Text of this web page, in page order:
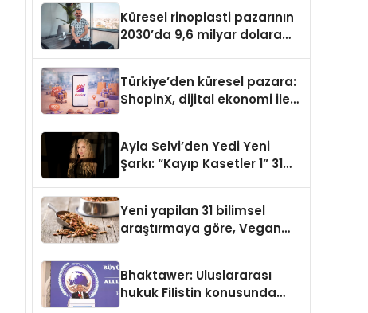
Küresel rinoplasti pazarının
2030’da 9,6 milyar dolara
Türkiye’den küresel pazara:
ShopinX, dijital ekonomi ile
Ayla Selvi’den Yedi Yeni
Şarkı: “Kayıp Kasetler 1” 31
Yeni yapilan 31 bilimsel
araştırmaya göre, Vegan
Sindirildiğini Ortaya Koydu
Bhaktawer: Uluslararası
hukuk Filistin konusunda